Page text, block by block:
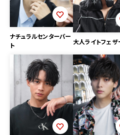
ナチュラルセンターパー
ト
大人ライトフェザ